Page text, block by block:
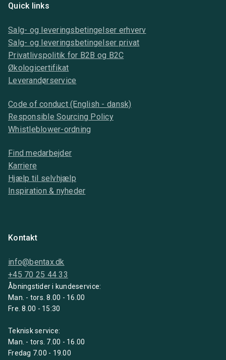
Quick links
Salg- og leveringsbetingelser erhverv
Salg- og leveringsbetingelser privat
Privatlivspolitik for B2B og B2C
Økologicertifikat
Leverandørservice
Code of conduct (English - dansk)
Responsible Sourcing Policy
Whistleblower-ordning
Find medarbejder
Karriere
Hjælp til selvhjælp
Inspiration & nyheder
Kontakt
info@bentax.dk
+45 70 25 44 33
Åbningstider i kundeservice:
Man. - tors. 8.00 - 16.00
Fre. 8.00 - 15:30
Teknisk service:
Man. - tors. 7.00 - 16.00
Fredag 7.00 - 19.00